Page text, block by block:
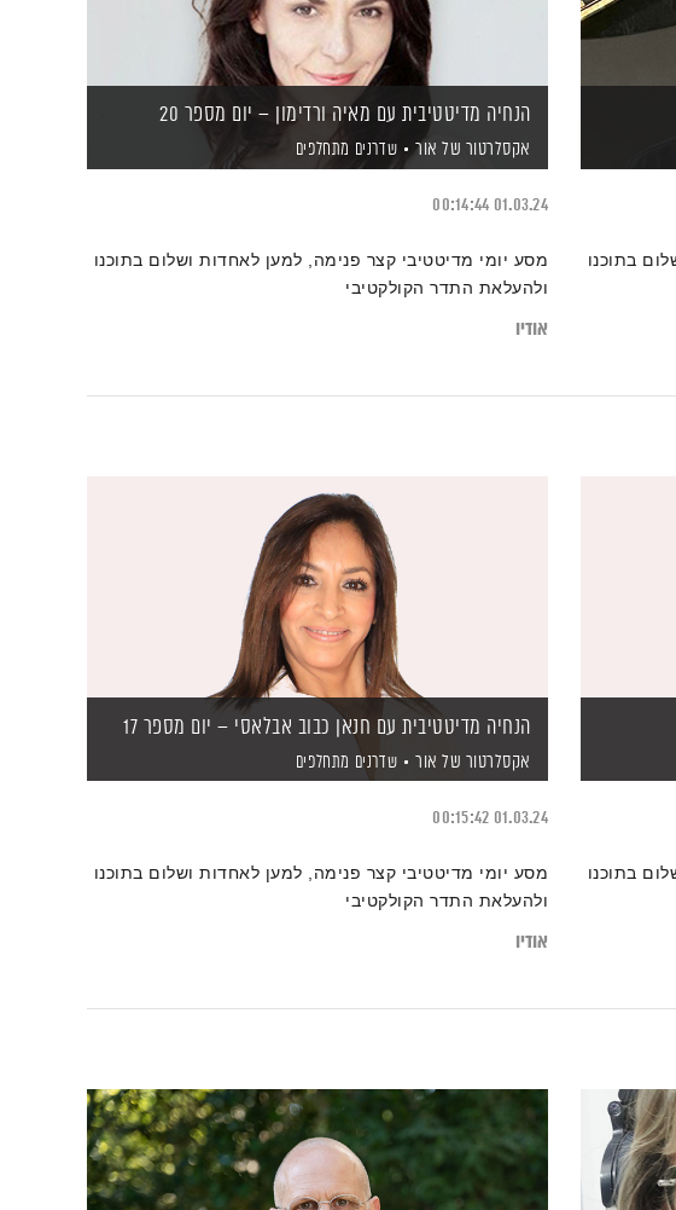
בתוכנו
הנחיה מדיטטיבית עם מאיה ורדימון – יום מספר 20
אקסלרטור של אור שדרנים מתחלפים
01.03.24
00:14:44
מסע יומי מדיטטיבי קצר פנימה, למען לאחדות ושלום בתוכנו
ולהעלאת התדר הקולקטיבי
אודיו
בתוכנו
הנחיה מדיטטיבית עם חנאן כבוב אבלאסי – יום מספר 17
אקסלרטור של אור שדרנים מתחלפים
01.03.24
00:15:42
מסע יומי מדיטטיבי קצר פנימה, למען לאחדות ושלום בתוכנו
ולהעלאת התדר הקולקטיבי
אודיו